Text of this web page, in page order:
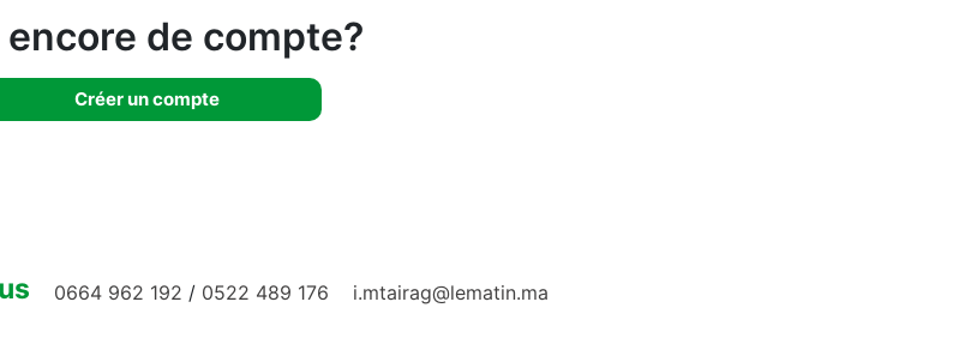
encore de compte?
Créer un compte
0664 962 192 / 0522 489 176 i.mtairag@lematin.ma